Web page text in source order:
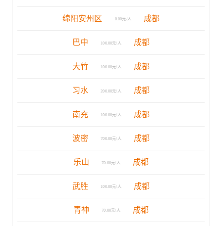
绵阳安州区 0.00元/人 成都
巴中 100.00元/人 成都
大竹 100.00元/人 成都
习水 200.00元/人 成都
南充 100.00元/人 成都
波密 700.00元/人 成都
乐山 70.00元/人 成都
武胜 100.00元/人 成都
青神 70.00元/人 成都